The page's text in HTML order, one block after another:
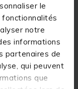
le
notre
informations
partenaires de
qui peuvent
que
ce
CRANTE
tout autre
de 25 cm,
mousse
de
arrière